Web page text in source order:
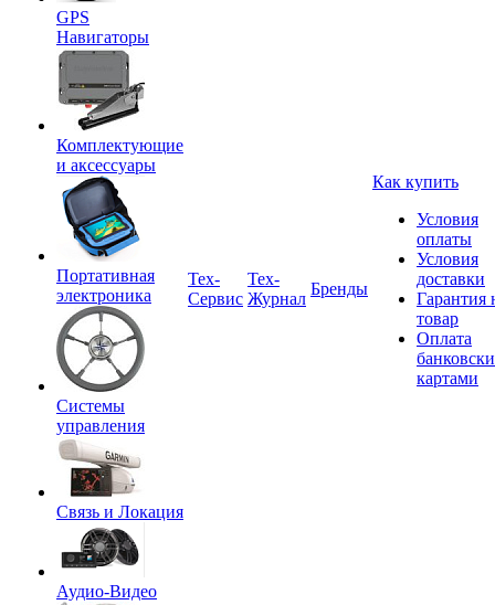
GPS
Навигаторы
Комплектующие
и аксессуары
Портативная
электроника
Системы
управления
Связь и Локация
Аудио-Видео
Tex-
Сервис
Тех-
Журнал
Бренды
Как купить
Условия
оплаты
Условия
доставки
Гарантия
товар
Оплата
картами